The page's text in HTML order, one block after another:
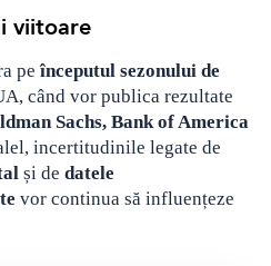
viitoare
peînceputul sezonului de
când vor publica rezultate
Sachs, Bank of America
incertitudinile legate de
și de datele
vor continua să influențeze